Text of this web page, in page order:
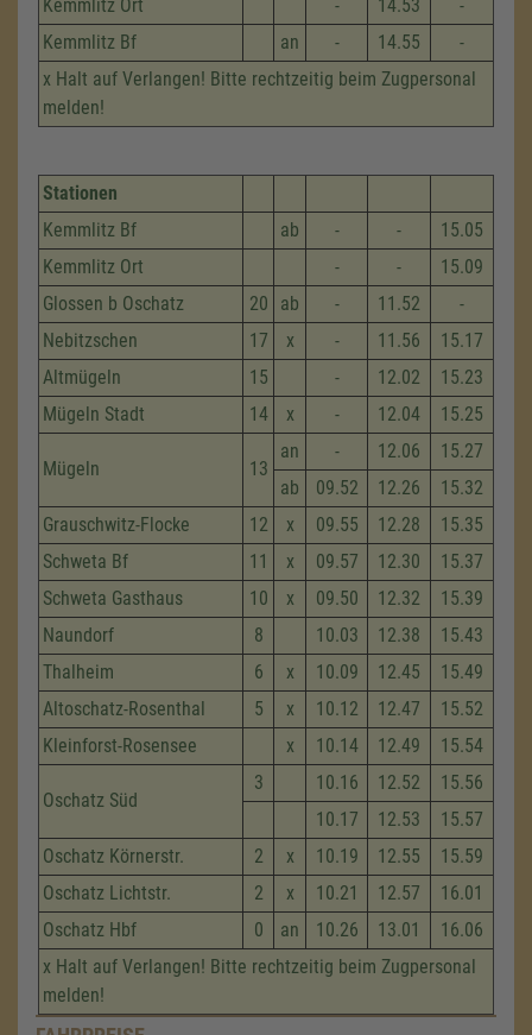
Kemmlitz Ort - 14.53
-
Kemmlitz Bf
an - 14.55
-
x Halt auf Verlangen! Bitte rechtzeitig beim Zugpersonal
melden!
Stationen
Kemmlitz Bf
ab - -
15.05
Kemmlitz Ort
- -
15.09
Glossen b Oschatz
20 ab - 11.52
-
Nebitzschen
17 x - 11.56
15.17
Altmügeln
15 - 12.02
15.23
Mügeln Stadt
14 x - 12.04 15.25
Mügeln 13
an - 12.06
15.27
ab
09.52 12.26
15.32
Grauschwitz-Flocke
12 x 09.55 12.28
15.35
Schweta Bf
11 x 09.57 12.30
15.37
Schweta Gasthaus
10 x 09.50 12.32
15.39
Naundorf
8 10.03 12.38
15.43
Thalheim
6 x 10.09 12.45
15.49
Altoschatz-Rosenthal
5 x 10.12 12.47
15.52
Kleinforst-Rosensee
x 10.14 12.49 15.54
Oschatz Süd
3 10.16 12.52
15.56
10.17
12.53
15.57
Oschatz Körnerstr.
2 x 10.19 12.55
15.59
Oschatz Lichtstr.
2 x 10.21 12.57
16.01
Oschatz Hbf
0 an 10.26 13.01
16.06
x Halt auf Verlangen! Bitte rechtzeitig beim Zugpersonal
melden!